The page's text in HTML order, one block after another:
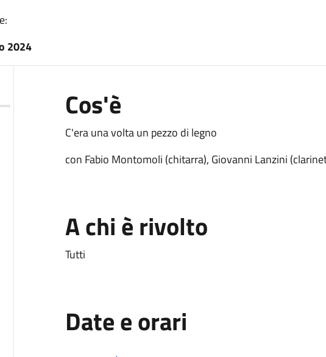
2024
Cos'è
C'era una volta un pezzo di legno
con Fabio Montomoli (chitarra), Giovanni Lanzini
A chi è rivolto
Tutti
Date e orari